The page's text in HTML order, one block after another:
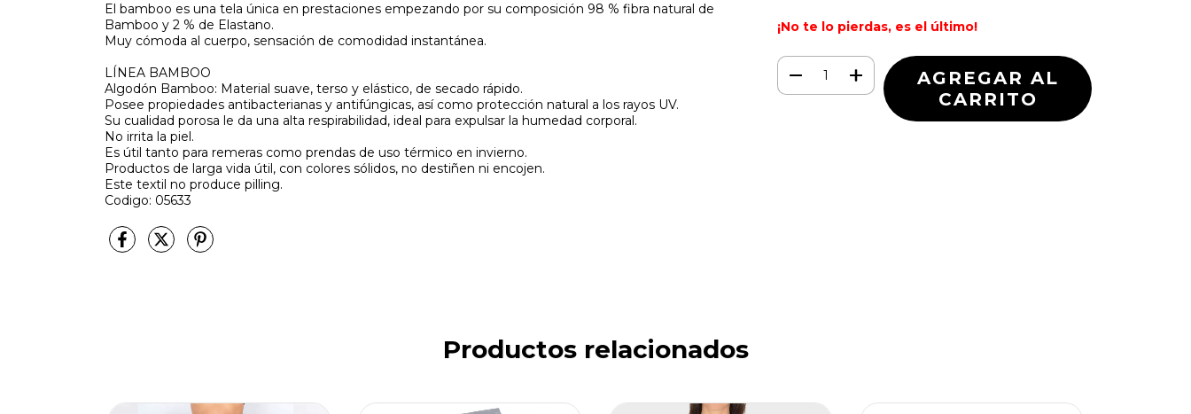
El bamboo es una tela única en prestaciones empezando por su composición 98 % fibra natural de
Bamboo y 2 % de Elastano.
Muy cómoda al cuerpo, sensación de comodidad instantánea.
LÍNEA BAMBOO
Algodón Bamboo: Material suave, terso y elástico, de secado rápido.
Posee propiedades antibacterianas y antifúngicas, así como protección natural a los rayos UV.
Su cualidad porosa le da una alta respirabilidad, ideal para expulsar la humedad corporal.
No irrita la piel.
Es útil tanto para remeras como prendas de uso térmico en invierno.
Productos de larga vida útil, con colores sólidos, no destiñen ni encojen.
Este textil no produce pilling.
Codigo: 05633
¡No te lo pierdas, es el último!
Productos relacionados